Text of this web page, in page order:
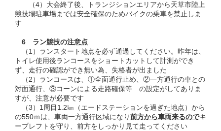
（4）大会終了後、トランジションエリアから天草市陸上
競技場駐車場までは安全確保のためバイクの乗車を禁止しま
す
6 ラン競技の注意点
（1）ランスタート地点を必ず通過してください。昨年は、
トイレ使用後ランコースをショートカットして計測ができ
ず、走行の確認ができ無い為、失格者が出ました
（2）ランコースは、①全面通行止め、②一方通行の車との
対面通行、③コーンによる走路確保等 の設定がしてありま
すが、注意が必要です
（3）1周目1.2㎞（エードステーションを過ぎた地点）から
の550ｍは、車両一方通行区域になり前方から車両来るのでキ
ープレフトを守り、前方をしっかり見て走ってください